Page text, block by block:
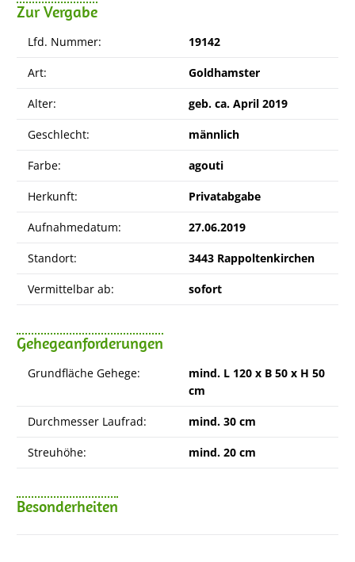
Zur Vergabe
Lfd. Nummer: 19142
Art: Goldhamster
Alter: geb. ca. April 2019
Geschlecht: männlich
Farbe: agouti
Herkunft: Privatabgabe
Aufnahmedatum: 27.06.2019
Standort: 3443 Rappoltenkirchen
Vermittelbar ab: sofort
Gehegeanforderungen
Grundfläche Gehege:
mind. L 120 x B 50 x H 50
cm
Durchmesser Laufrad: mind. 30 cm
Streuhöhe: mind. 20 cm
Besonderheiten